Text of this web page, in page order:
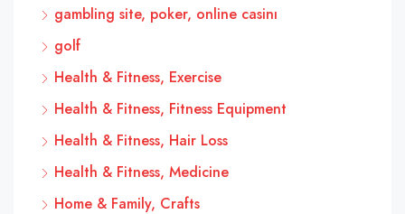
gambling site, poker, online casinı
golf
Health & Fitness, Exercise
Health & Fitness, Fitness Equipment
Health & Fitness, Hair Loss
Health & Fitness, Medicine
Home & Family, Crafts